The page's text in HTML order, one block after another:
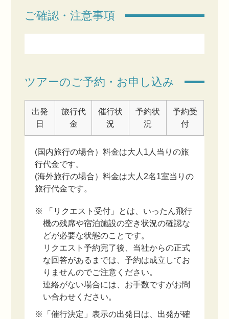
ご確認・注意事項
ツアーのご予約・お申し込み
出発
日
旅行代
金
催行状
況
予約状
況
予約受
付
(国内旅行の場合）料金は大人1人当りの旅
行代金です。
(海外旅行の場合）料金は大人2名1室当りの
旅行代金です。
※ 「リクエスト受付」とは、いったん飛行
機の残席や宿泊施設の空き状況の確認な
どが必要な状態のことです。
リクエスト予約完了後、当社からの正式
な回答があるまでは、予約は成立してお
りませんのでご注意ください。
連絡がない場合には、お手数ですがお問
い合わせください。
※「催行決定」表示の出発日は、出発が確